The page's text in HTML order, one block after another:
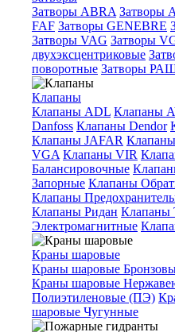
Затворы ABRA Затворы
FAF Затворы GENEBRE
Затворы VAG Затворы
двухэксцентриковые
поворотные Затворы
Клапаны
Клапаны ADL Клапаны
Danfoss Клапаны Dendor
Клапаны JAFAR
VGA Клапаны VIR
Балансировочные
Запорные Клапаны
Клапаны
Клапаны Ридан Клапаны
Электромагнитные
Краны шаровые
Краны шаровые
Краны шаровые
Полиэтиленовые (ПЭ)
шаровые Чугунные